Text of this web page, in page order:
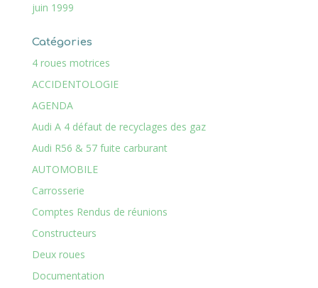
juin 1999
Catégories
4 roues motrices
ACCIDENTOLOGIE
AGENDA
Audi A 4 défaut de recyclages des gaz
Audi R56 & 57 fuite carburant
AUTOMOBILE
Carrosserie
Comptes Rendus de réunions
Constructeurs
Deux roues
Documentation